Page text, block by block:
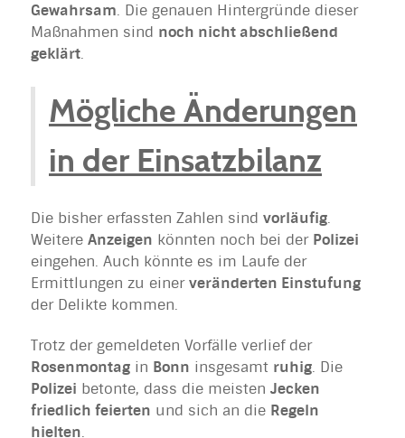
Gewahrsam. Die genauen Hintergründe dieser
Maßnahmen sind noch nicht abschließend
geklärt.
Mögliche Änderungen
in der Einsatzbilanz
Die bisher erfassten Zahlen sind vorläufig.
Weitere Anzeigen könnten noch bei der Polizei
eingehen. Auch könnte es im Laufe der
Ermittlungen zu einerveränderten Einstufung
der Delikte kommen.
Trotz der gemeldeten Vorfälle verlief der
Rosenmontag in Bonn insgesamt ruhig. Die
Polizei betonte, dass die meisten Jecken
friedlich feierten und sich an die Regeln
hielten.